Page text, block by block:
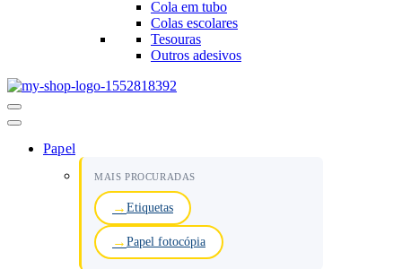
Cola em tubo
Colas escolares
Tesouras
Outros adesivos
Menu
de
Papel
MAIS PROCURADAS
Etiquetas
Papel fotocópia